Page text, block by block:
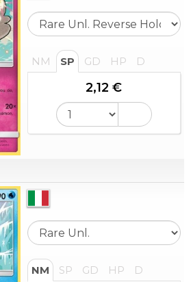
NM SP GD HP D
2,12 €
NM SP GD HP D